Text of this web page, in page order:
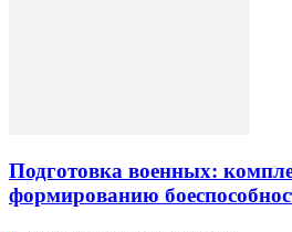
Подготовка военных:
формированию